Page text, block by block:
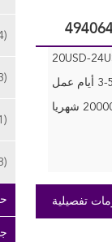
(34)
(13)
(21)
(18)
20USD-
3-5 أيام عمل
شهريا
تفصيلية